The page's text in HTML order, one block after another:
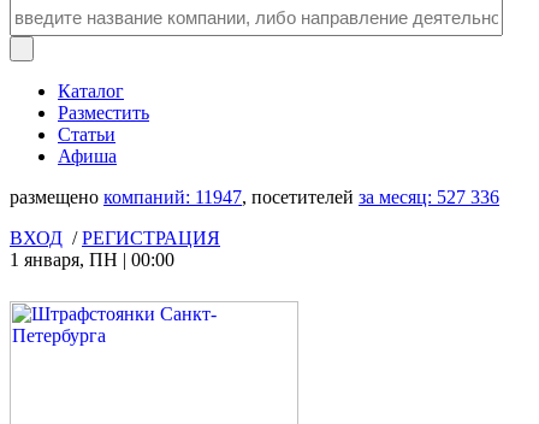
Каталог
Разместить
Статьи
Афиша
размещено компаний: 11947, посетителей за месяц: 527 336
ВХОД /РЕГИСТРАЦИЯ
1 января, ПН | 00:00